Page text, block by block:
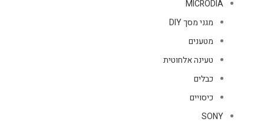
MICRODIA
מגני מסך DIY
מטענים
טעינה אלחוטית
כבלים
כיסויים
SONY